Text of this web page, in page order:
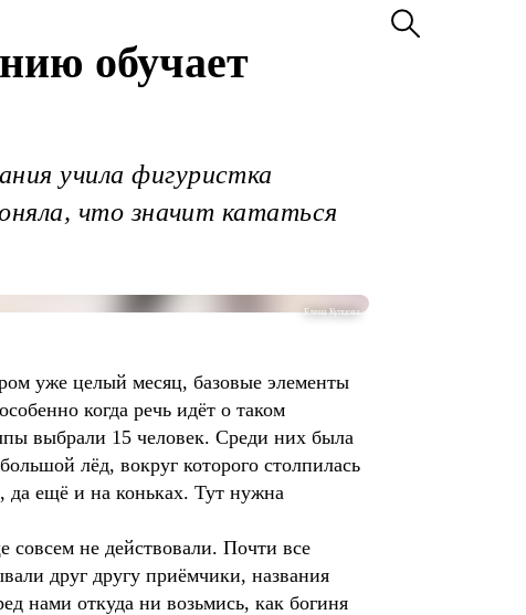
обучает
учила фигуристка
что значит кататься
Елена Купцова
уже целый месяц, базовые элементы
когда речь идёт о таком
выбрали 15 человек. Среди них была
лёд, вокруг которого столпилась
да ещё и на коньках. Тут нужна
не действовали. Почти все
друг другу приёмчики, названия
нами откуда ни возьмись, как богиня